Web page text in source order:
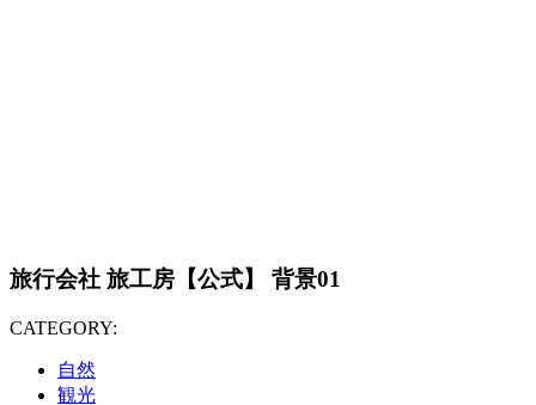
旅行会社 旅工房【公式】 背景01
CATEGORY:
自然
観光